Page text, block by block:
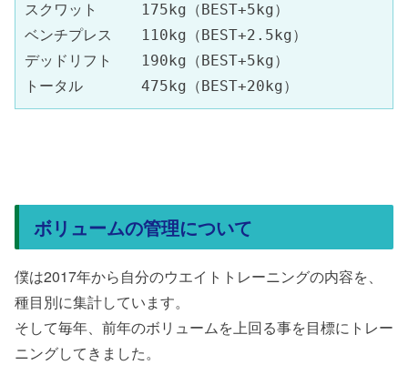
スクワット　　　175kg（BEST+5kg）
ベンチプレス　　110kg（BEST+2.5kg）
デッドリフト　　190kg（BEST+5kg）
トータル　　　　475kg（BEST+20kg）
ボリュームの管理について
僕は2017年から自分のウエイトトレーニングの内容を、
種目別に集計しています。
そして毎年、前年のボリュームを上回る事を目標にトレー
ニングしてきました。